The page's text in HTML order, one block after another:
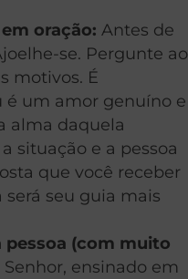
oração: Antes de
se. Pergunte ao
motivos. É
é um amor genuíno e
alma daquela
situação e a pessoa
que você receber
será seu guia mais
pessoa (com muito
ensinado em